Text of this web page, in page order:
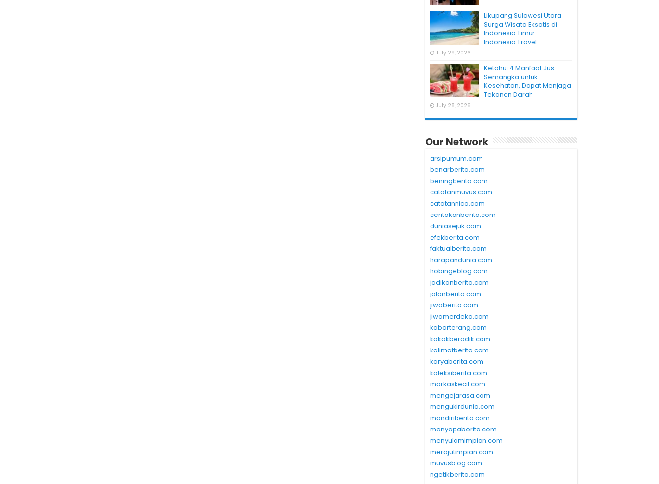
Likupang Sulawesi Utara
Surga Wisata Eksotis di
Indonesia Timur –
Indonesia Travel
July 29, 2026
Ketahui 4 Manfaat Jus
Semangka untuk
Kesehatan, Dapat Menjaga
Tekanan Darah
July 28, 2026
Our Network
arsipumum.com
benarberita.com
beningberita.com
catatanmuvus.com
catatannico.com
ceritakanberita.com
duniasejuk.com
efekberita.com
faktualberita.com
harapandunia.com
hobingeblog.com
jadikanberita.com
jalanberita.com
jiwaberita.com
jiwamerdeka.com
kabarterang.com
kakakberadik.com
kalimatberita.com
karyaberita.com
koleksiberita.com
markaskecil.com
mengejarasa.com
mengukirdunia.com
mandiriberita.com
menyapaberita.com
menyulamimpian.com
merajutimpian.com
muvusblog.com
ngetikberita.com